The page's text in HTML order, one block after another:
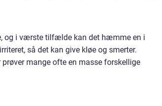
og i værste tilfælde kan det hæmme en i
så det kan give kløe og smerter.
mange ofte en masse forskellige